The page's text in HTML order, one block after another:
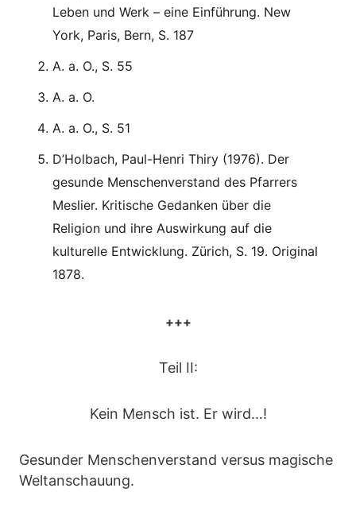
Leben und Werk – eine Einführung. New
York, Paris, Bern, S. 187
A. a. O., S. 55
A. a. O.
A. a. O., S. 51
D’Holbach, Paul-Henri Thiry (1976). Der
gesunde Menschenverstand des Pfarrers
Meslier. Kritische Gedanken über die
Religion und ihre Auswirkung auf die
kulturelle Entwicklung. Zürich, S. 19. Original
1878.
+++
Teil II:
Kein Mensch ist. Er wird…!
Gesunder Menschenverstand versus magische
Weltanschauung.